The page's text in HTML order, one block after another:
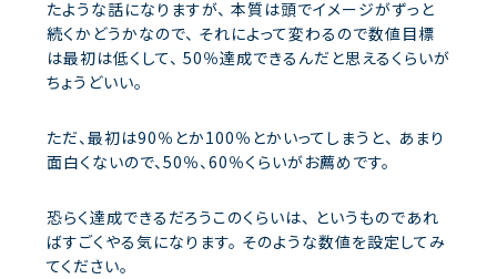
たような話になりますが、 本質は頭でイメージがずっと
続くかどうかなので、 それによって変わるので数値目標
は最初は低くして、 50％達成できるんだと思えるくらいが
ちょうどいい。
ただ、最初は90％とか100％とかいってしまうと、 あまり
面白くないので、50％、60％くらいがお薦めです。
恐らく達成できるだろうこのくらいは、 というものであれ
ばすごくやる気になります。 そのような数値を設定してみ
てください。